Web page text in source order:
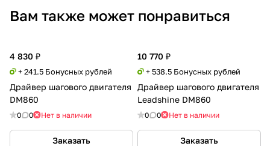
Вам также может понравиться
4 830 ₽
+ 241.5 Бонусных рублей
Драйвер шагового двигателя
DM860
0 0 Нет в наличии
Заказать
10 770 ₽
+ 538.5 Бонусных рублей
Драйвер шагового двигателя
Leadshine DM860
0 0 Нет в наличии
Заказать